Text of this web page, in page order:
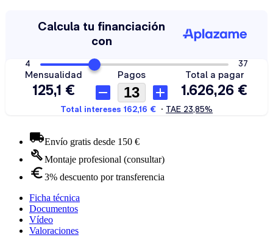
Envío gratis desde 150 €
Montaje profesional (consultar)
3% descuento por transferencia
Ficha técnica
Documentos
Vídeo
Valoraciones